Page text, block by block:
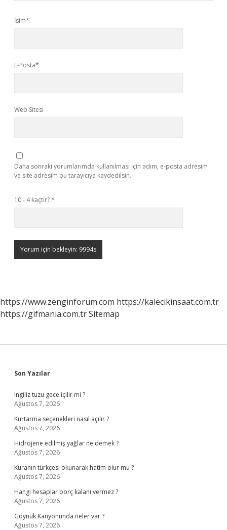
İsim*
E-Posta*
Web Sitesi
Daha sonraki yorumlarımda kullanılması için adım, e-posta adresim
ve site adresim bu tarayıcıya kaydedilsin.
10 - 4 kaçtır?*
https://www.zenginforum.com https://kalecikinsaat.com.tr
https://gifmania.com.trSitemap
Sidebar
Son Yazılar
Ingiliz tuzu gece içilir mi ?
Ağustos 7, 2026
Kurtarma seçenekleri nasıl açılır ?
Ağustos 7, 2026
Hidrojene edilmiş yağlar ne demek ?
Ağustos 7, 2026
Kuranın türkçesi okunarak hatim olur mu ?
Ağustos 7, 2026
Hangi hesaplar borç kalanı vermez ?
Ağustos 7, 2026
Göynük Kanyonunda neler var ?
Ağustos 7, 2026